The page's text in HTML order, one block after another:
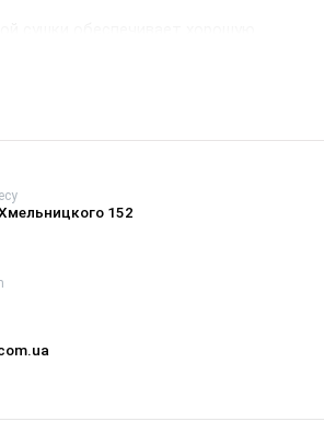
металла,
от влаги и соли, а также обладает
химическим и атмосферным
152